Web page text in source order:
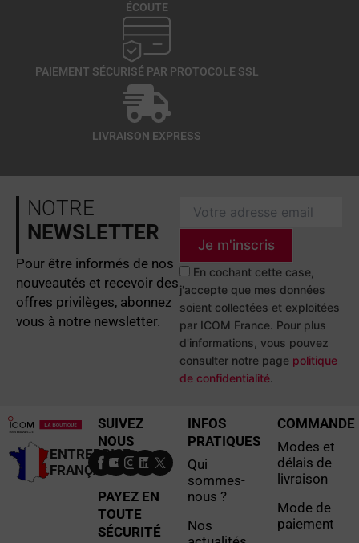
ÉCOUTE
PAIEMENT SÉCURISÉ PAR PROTOCOLE SSL
LIVRAISON EXPRESS
NOTRE
NEWSLETTER
Pour être informés de nos
nouveautés et recevoir des
offres privilèges, abonnez
vous à notre newsletter.
Je m'inscris
En cochant cette case,
j'accepte que mes données
soient collectées et exploitées
par ICOM France. Pour plus
d'informations, vous pouvez
consulter notre page politique
de confidentialité.
ENTREPRISE
FRANÇAISE
INFOS
PRATIQUES
Qui
sommes-
nous ?
Nos
COMMANDE
Modes et
délais de
livraison
Mode de
paiement
SUIVEZ
NOUS
PAYEZ EN
TOUTE
SÉCURITÉ